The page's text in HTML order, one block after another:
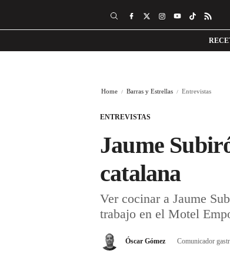
Home Barras y Estrellas Entrevistas
ENTREVISTAS
Jaume
catalana
Ver cocinar a Jaume
trabajo en el Motel
Óscar Gómez Comunicador